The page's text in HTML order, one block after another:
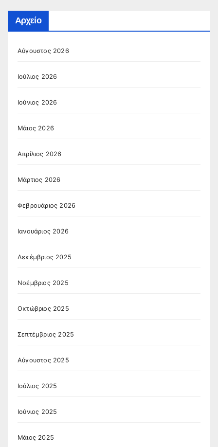
Αρχείο
Αύγουστος 2026
Ιούλιος 2026
Ιούνιος 2026
Μάιος 2026
Απρίλιος 2026
Μάρτιος 2026
Φεβρουάριος 2026
Ιανουάριος 2026
Δεκέμβριος 2025
Νοέμβριος 2025
Οκτώβριος 2025
Σεπτέμβριος 2025
Αύγουστος 2025
Ιούλιος 2025
Ιούνιος 2025
Μάιος 2025